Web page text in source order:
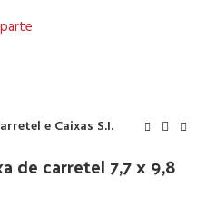
e Caixas S.I.
de carretel 7,7 x 9,8